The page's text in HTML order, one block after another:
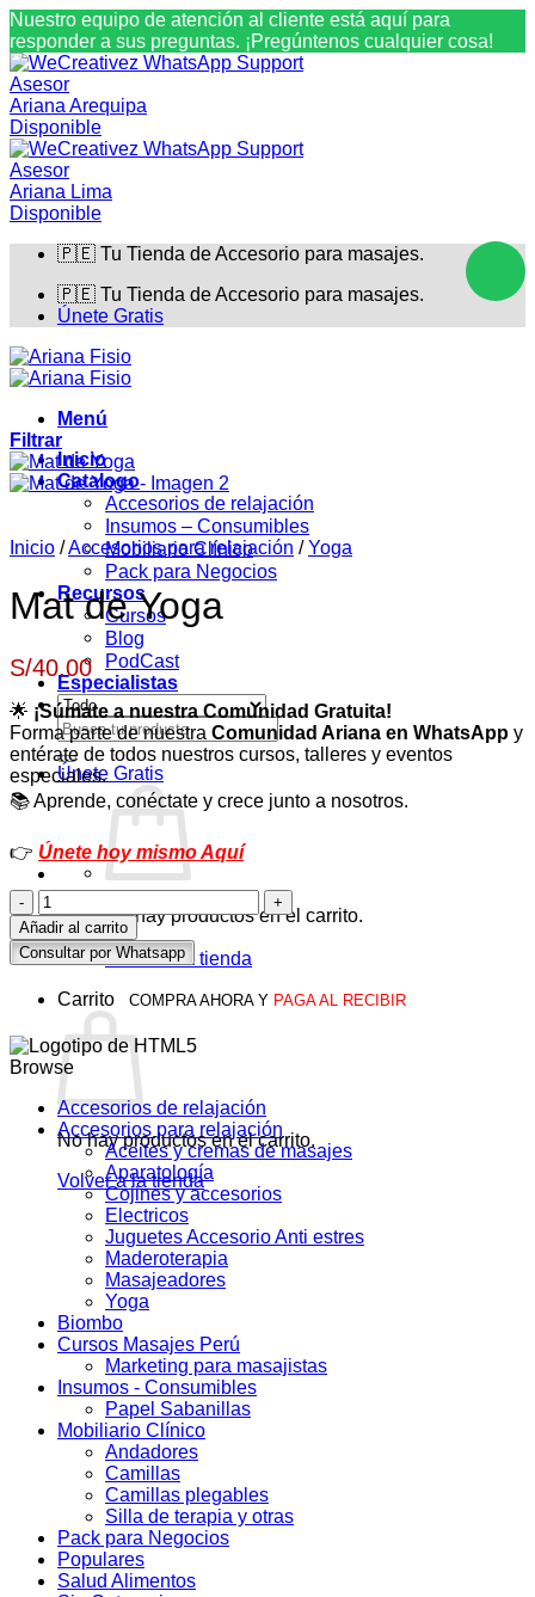
Nuestro equipo de atención al cliente está aquí para
responder a sus preguntas. ¡Pregúntenos cualquier cosa!
Asesor
Ariana Arequipa
Disponible
Asesor
Ariana Lima
Disponible
🇵🇪 Tu Tienda de Accesorio para masajes.
🇵🇪 Tu Tienda de Accesorio para masajes.
Únete Gratis
Menú
Inicio
Catalogo
Accesorios de relajación
Insumos – Consumibles
Mobiliario Clínico
Pack para Negocios
Recursos
Cursos
Blog
PodCast
Especialistas
Buscar
por:
Únete Gratis
No hay productos en el carrito.
Volver a la tienda
Carrito
No hay productos en el carrito.
Volver a la tienda
Filtrar
Inicio /Accesorios para relajación / Yoga
Mat de Yoga
S/40.00
🌟 ¡Súmate a nuestra Comunidad Gratuita!
Forma parte de nuestra Comunidad Ariana en WhatsApp y
entérate de todos nuestros cursos, talleres y eventos
especiales.
📚 Aprende, conéctate y crece junto a nosotros.
👉 Únete hoy mismo Aquí
Mat
de
Yoga
cantidad
Añadir al carrito
Consultar por Whatsapp
COMPRA AHORA Y PAGA AL RECIBIR
Browse
Accesorios de relajación
Accesorios para relajación
Aceites y cremas de masajes
Aparatología
Cojines y accesorios
Electricos
Juguetes Accesorio Anti estres
Maderoterapia
Masajeadores
Yoga
Biombo
Cursos Masajes Perú
Marketing para masajistas
Insumos - Consumibles
Papel Sabanillas
Mobiliario Clínico
Andadores
Camillas
Camillas plegables
Silla de terapia y otras
Pack para Negocios
Populares
Salud Alimentos